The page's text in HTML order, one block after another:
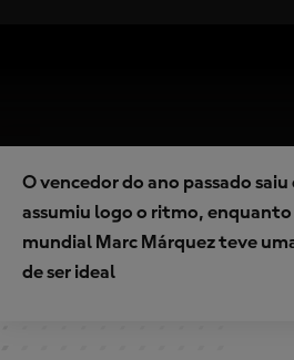
O vencedor do ano passado
assumiu logo o ritmo,
mundial Marc Márquez teve
de ser ideal